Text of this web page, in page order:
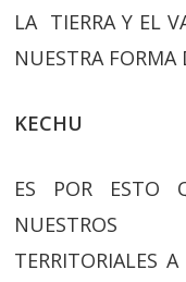
LA TIERRA Y EL
NUESTRA FORMA
KECHU
ES POR ESTO
NUESTROS
TERRITORIALES